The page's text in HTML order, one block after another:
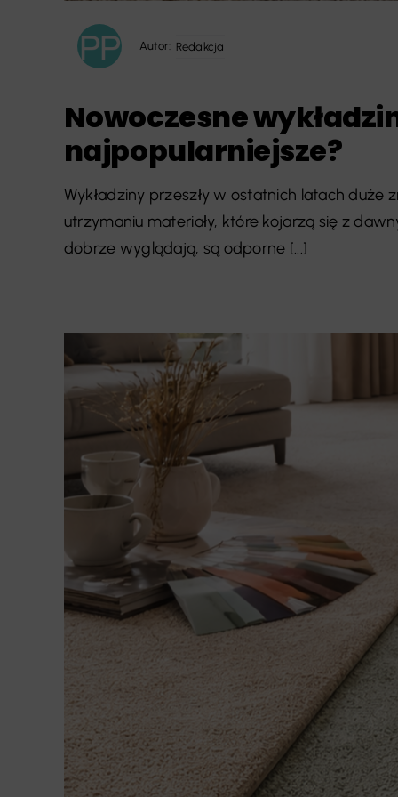
Autor: Redakcja
Nowoczesne
najpopularniejsze?
Wykładziny przeszły w ostatnich latach duże
utrzymaniu materiały, które kojarzą się z
dobrze wyglądają, są odporne [...]